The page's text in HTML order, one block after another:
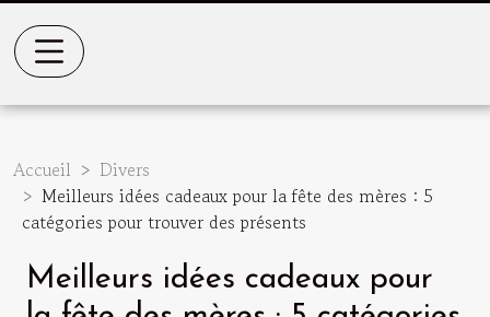
Accueil
Divers
Meilleurs idées cadeaux pour la fête des mères : 5
catégories pour trouver des présents
Meilleurs idées cadeaux pour